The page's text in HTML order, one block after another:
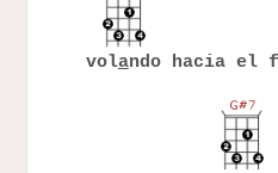
volando hacia el